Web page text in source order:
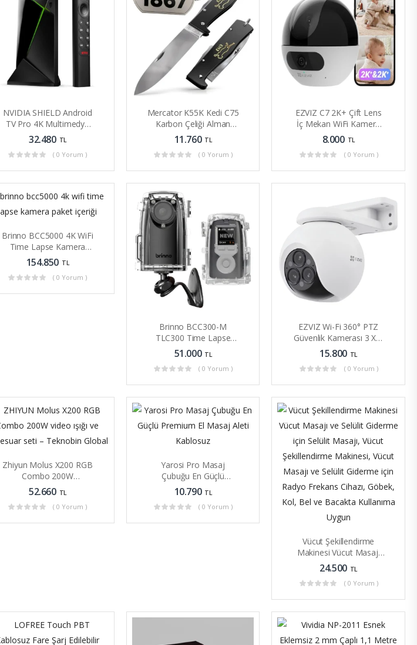
NVIDIA SHIELD Android
TV Pro 4K Multimedya
Oynatıcısı
32.480 TL
( 0 Yorum )
Mercator K55K Kedi C75
Karbon Çeliği Alman
Katlanır Bıçak
11.760 TL
( 0 Yorum )
EZVIZ C7 2K+ Çift Lens
İç Mekan WiFi Kamera
Alexa Güvenlik AI
8.000 TL
( 0 Yorum )
Brinno BCC5000 4K WiFi
Time Lapse Kamera
IP65 HDR
154.850 TL
( 0 Yorum )
Brinno BCC300-M
TLC300 Time Lapse
Kamera 1080P HDR
IPX4 LCD
51.000 TL
( 0 Yorum )
EZVIZ Wi-Fi 360° PTZ
Güvenlik Kamerası 3 X 4
MP Objektifli 12 Hibrit
Zoom
15.800 TL
( 0 Yorum )
Zhiyun Molus X200 RGB
Combo 200W
Profesyonel LED Video
Işığı
52.660 TL
( 0 Yorum )
Yarosi Pro Masaj
Çubuğu En Güçlü
Premium El Masaj Aleti
Kablosuz
10.790 TL
( 0 Yorum )
Vücut Şekillendirme
Makinesi Vücut Masajı
Ve Selülit Giderme Için
24.500 TL
( 0 Yorum )